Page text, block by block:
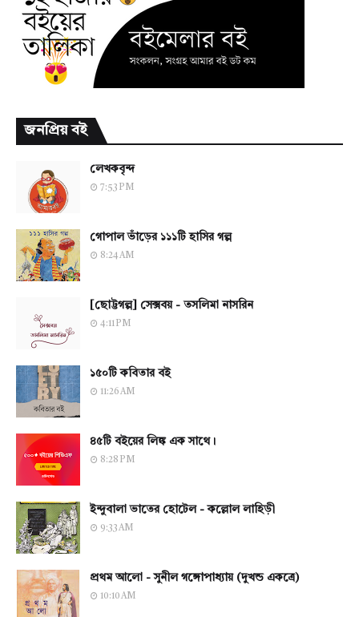
জনপ্রিয় বই
লেখকবৃন্দ
7:53 PM
গোপাল ভাঁড়ের ১১১টি হাসির গল্প
8:24 AM
[ছোট্টগল্প] সেক্সবয় - তসলিমা নাসরিন
4:11 PM
১৫০টি কবিতার বই
11:26 AM
৪৫টি বইয়ের লিঙ্ক এক সাথে।
8:28 PM
ইন্দুবালা ভাতের হোটেল - কল্লোল লাহিড়ী
9:33 AM
প্রথম আলো - সুনীল গঙ্গোপাধ্যায় (দুখন্ড একত্রে)
10:10 AM